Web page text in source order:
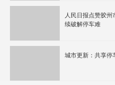
人民日报点赞胶州
续破解停车难
城市更新：共享停